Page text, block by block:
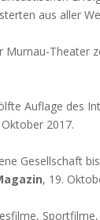
aus aller
Murnau-Theater
Auflage des
2017.
Gesellschaft
, 19.